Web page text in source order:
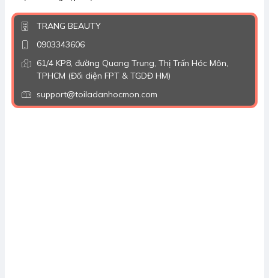
TRANG BEAUTY
0903343606
61/4 KP8, đường Quang Trung, Thị Trấn Hóc Môn,
TPHCM (Đối diện FPT & TGDĐ HM)
support@toiladanhocmon.com